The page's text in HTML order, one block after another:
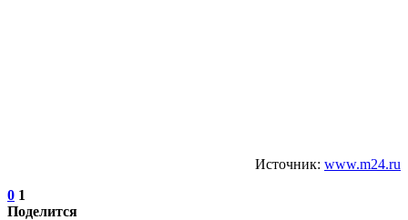
Источник: www.m24.ru
0 1
Поделится